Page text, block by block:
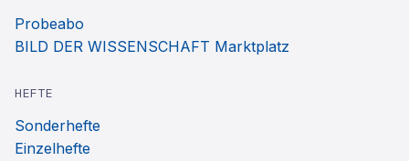
Probeabo
BILD DER WISSENSCHAFT Marktplatz
HEFTE
Sonderhefte
Einzelhefte